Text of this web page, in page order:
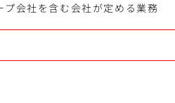
会社を含む会社が定める業務